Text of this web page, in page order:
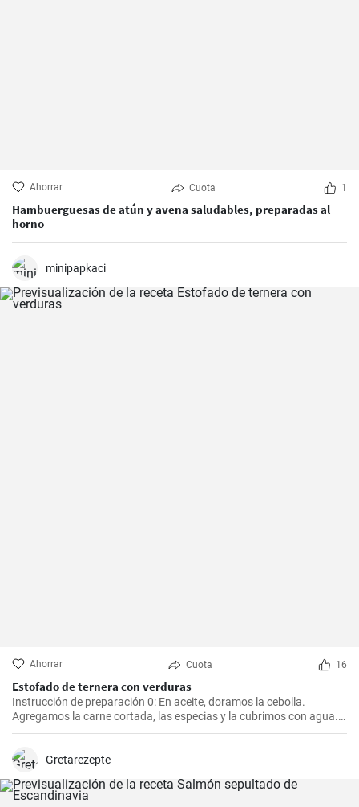
Ahorrar Cuota 1
Hambuerguesas de atún y avena saludables, preparadas al
horno
minipapkaci
Ahorrar Cuota 16
Estofado de ternera con verduras
Instrucción de preparación 0: En aceite, doramos la cebolla.
Agregamos la carne cortada, las especias y la cubrimos con agua.
Cocinamos hasta que esté tierna. Luego, agregamos las verduras,
agregamos la crema y dejamos que hierva.
Gretarezepte